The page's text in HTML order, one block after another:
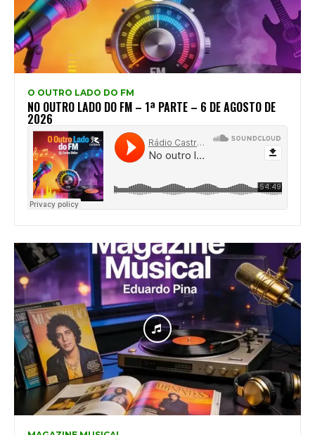
O OUTRO LADO DO FM
NO OUTRO LADO DO FM – 1ª PARTE – 6 DE AGOSTO DE
2026